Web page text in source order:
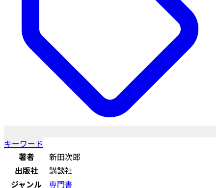
キーワード
著者
新田次郎
出版社
講談社
ジャンル
専門書